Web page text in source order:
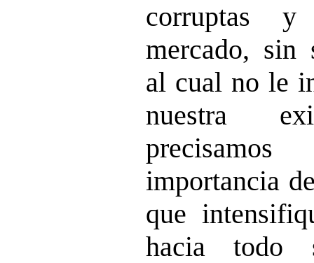
corruptas
mercado, sin
al cual no le
nuestra
importancia
que
hacia todo